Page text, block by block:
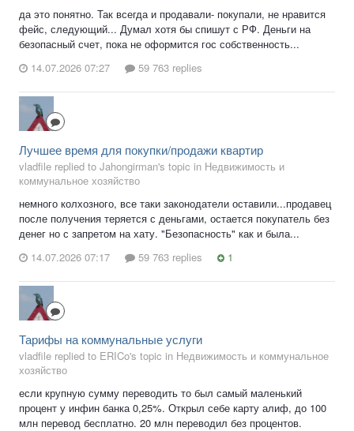
да это понятно. Так всегда и продавали- покупали, не нравится
фейс, следующий... Думал хотя бы спишут с РФ. Деньги на
безопасный счет, пока не оформится гос собственность...
14.07.2026 07:27
59 763 replies
Лучшее время для покупки/продажи квартир
vladfile replied to Jahongirman's topic in Недвижимость и
коммунальное хозяйство
немного колхозного, все таки законодатели оставили...продавец
после получения теряется с деньгами, остается покупатель без
денег но с запретом на хату. "Безопасность" как и была...
14.07.2026 07:17
59 763 replies 1
Тарифы на коммунальные услуги
vladfile replied to ERICo's topic in Недвижимость и коммунальное
хозяйство
если крупную сумму переводить то был самый маленький
процент у инфин банка 0,25%. Открыл себе карту алиф, до 100
млн перевод бесплатно. 20 млн переводил без процентов.